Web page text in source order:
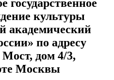
государственное
культуры
академический
по адресу
дом 4/3,
Москвы